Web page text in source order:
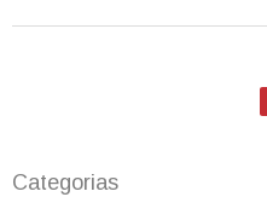
Categorias